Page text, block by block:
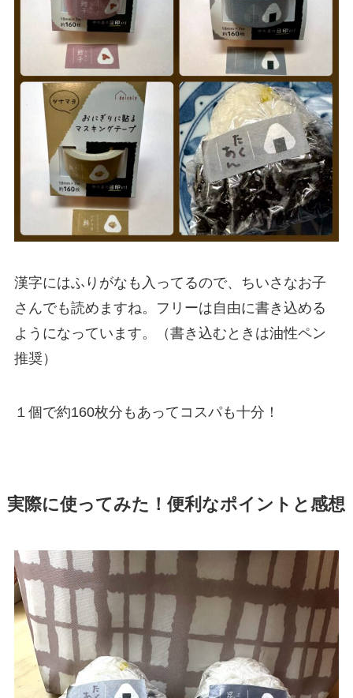
漢字にはふりがなも入ってるので、ちいさなお子
さんでも読めますね。フリーは自由に書き込める
ようになっています。（書き込むときは油性ペン
推奨）
１個で約160枚分もあってコスパも十分！
実際に使ってみた！便利なポイントと感想